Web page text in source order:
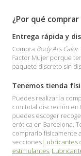
¿Por qué
Entrega rápida y
Compra Body Ars Calor
Factor Mujer porque
paquete discreto sin
Tenemos tienda
Puedes realizar la
con total discreción en
puedes escoger
erótica en Barcelona,
comprarlo físicamente
secciones Lubricantes
estimulantes,